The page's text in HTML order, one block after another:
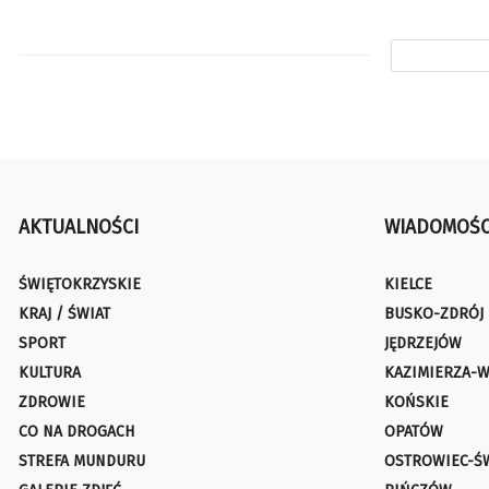
AKTUALNOŚCI
ŚWIĘTOKRZYSKIE
KRAJ / ŚWIAT
SPORT
KULTURA
ZDROWIE
CO NA DROGACH
STREFA MUNDURU
KIELCE
BUSKO-ZDRÓJ
JĘDRZEJÓW
KAZIMIERZA-
KOŃSKIE
OPATÓW
OSTROWIEC-